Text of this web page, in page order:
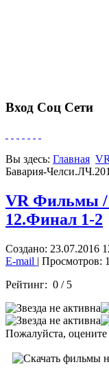
Вход Соц Сети
Вы здесь: Главная
Бавария-
VR Фильмы /
12.Финал 1-2
Создано: 23.07.2016
E-mail | Просмотров:
Рейтинг: 0 / 5
Пожалуйста, оцените